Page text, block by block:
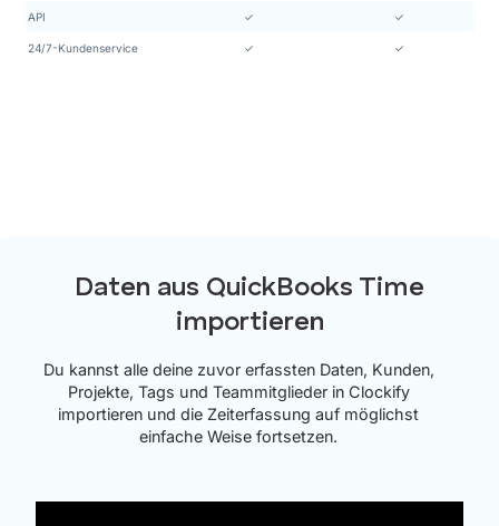
API ✓ ✓
24/7-Kundenservice ✓ ✓
Daten aus QuickBooks Time
importieren
Du kannst alle deine zuvor erfassten Daten, Kunden,
Projekte, Tags und Teammitglieder in Clockify
importieren und die Zeiterfassung auf möglichst
einfache Weise fortsetzen.